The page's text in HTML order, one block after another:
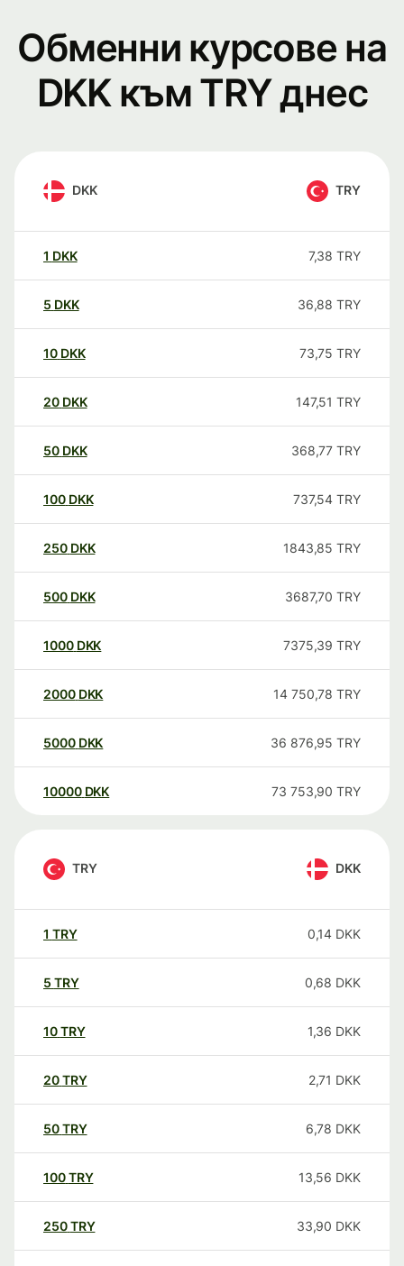
Обменни курсове на
DKK към TRY днес
DKK TRY
1 DKK 7,38 TRY
5 DKK 36,88 TRY
10 DKK 73,75 TRY
20 DKK 147,51 TRY
50 DKK 368,77 TRY
100 DKK 737,54 TRY
250 DKK 1843,85 TRY
500 DKK 3687,70 TRY
1000 DKK 7375,39 TRY
2000 DKK 14 750,78 TRY
5000 DKK 36 876,95 TRY
10000 DKK 73 753,90 TRY
TRY DKK
1 TRY 0,14 DKK
5 TRY 0,68 DKK
10TRY 1,36 DKK
20TRY 2,71 DKK
50TRY 6,78 DKK
100TRY 13,56 DKK
250TRY 33,90 DKK